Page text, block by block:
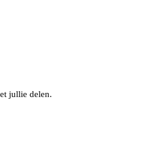
jullie delen.